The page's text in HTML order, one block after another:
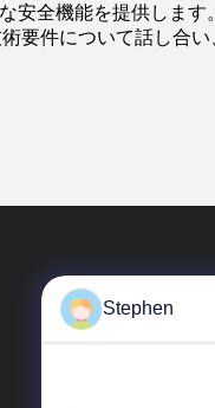
安全機能を提供します。
要件について話し合
Stephen